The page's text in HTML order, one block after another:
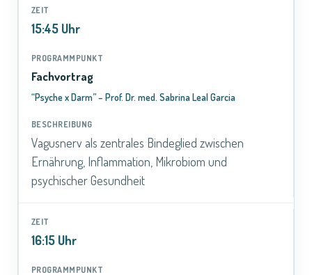
15:45 Uhr
Fachvortrag
“Psyche x Darm” – Prof. Dr. med. Sabrina Leal Garcia
Vagusnerv als zentrales Bindeglied zwischen
Ernährung, Inflammation, Mikrobiom und
psychischer Gesundheit
16:15 Uhr